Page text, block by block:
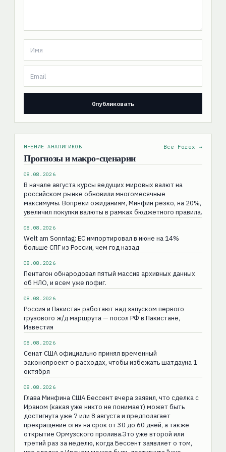
МНЕНИЕ АНАЛИТИКОВ
Прогнозы и макро-сценарии
Все Forex →
08.08.2026
В начале августа курсы ведущих мировых валют на
российском рынке обновили многомесячные
максимумы. Вопреки ожиданиям, Минфин резко, на 20%,
увеличил покупки валюты в рамках бюджетного правила.
08.08.2026
Welt am Sonntag: ЕС импортировал в июне на 14%
больше СПГ из России, чем год назад
08.08.2026
Пентагон обнародовал пятый массив архивных данных
об НЛО, и всем уже пофиг.
08.08.2026
Россия и Пакистан работают над запуском первого
грузового ж/д маршрута — посол РФ в Пакистане,
Известия
08.08.2026
Сенат США официально принял временный
законопроект о расходах, чтобы избежать шатдауна 1
октября
08.08.2026
Глава Минфина США Бессент вчера заявил, что сделка с
Ираном (какая уже никто не понимает) может быть
достигнута уже 7 или 8 августа и предполагает
прекращение огня на срок от 30 до 60 дней, а также
открытие Ормузского пролива.Это уже второй или
третий раз за неделю, когда Бессент заявляет о том,